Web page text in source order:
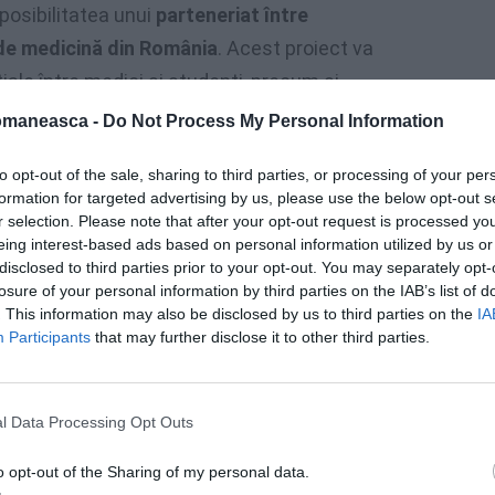
- Do Not Process My Personal Information
opt-out of the sale, sharing to third parties, or processing of your
for targeted advertising by us, please use the below opt-out
selection. Please note that after your opt-out request is processed
interest-based ads based on personal information utilized by us
to third parties prior to your opt-out. You may separately
of your personal information by third parties on the IAB’s list of
This information may also be disclosed by us to third parties on the
Participants that may further disclose it to other third parties.
Data Processing Opt Outs
opt-out of the Sharing of my personal data.
unui parteneriat între
medicină din România. Acest proiect va
între medici și studenți, precum și
și oportunitățile de investiții în domeniul
cu o parte dintre cei aproximativ
care contribuie zilnic la performanța
le-a transmis direct întreaga apreciere și
și dedicarea cu care aceștia
dintre cele mai apreciate instituții
și în regim de spital public.